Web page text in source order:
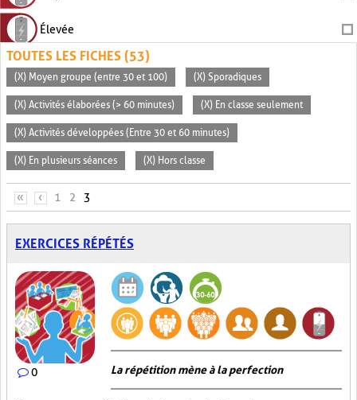
Élevée
TOUTES LES FICHES (53)
(X) Moyen groupe (entre 30 et 100) (X) Sporadiques
(X) Activités élaborées (> 60 minutes) (X) En classe seulement
(X) Activités développées (Entre 30 et 60 minutes)
(X) En plusieurs séances (X) Hors classe
PAGES
« ‹ 1 2 3
EXERCICES RÉPÉTÉS
0 La répétition mène à la perfection